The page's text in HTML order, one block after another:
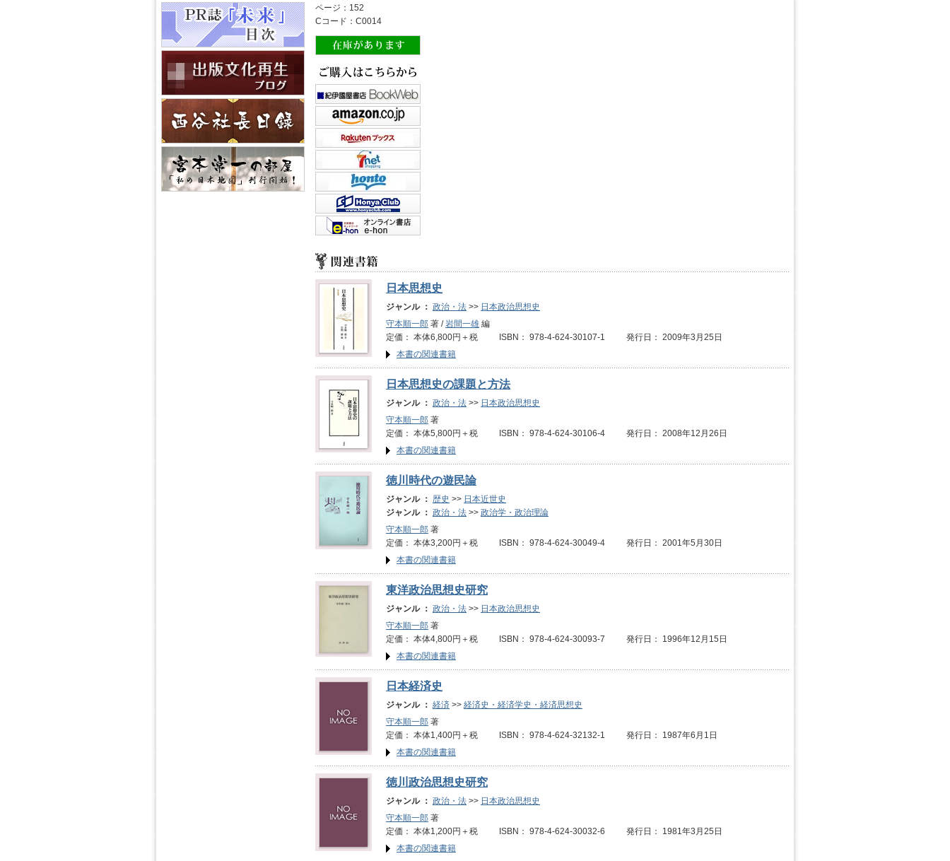
ページ：152
Cコード：C0014
日本思想史
ジャンル ： 政治・法 >> 日本政治思想史
守本順一郎 著 /岩間一雄 編
定価： 本体6,800円＋税 ISBN： 978-4-624-30107-1 発行日： 2009年3月25日
本書の関連書籍
日本思想史の課題と方法
ジャンル ： 政治・法 >> 日本政治思想史
守本順一郎 著
定価： 本体5,800円＋税 ISBN： 978-4-624-30106-4 発行日： 2008年12月26日
本書の関連書籍
徳川時代の遊民論
ジャンル ： 歴史 >> 日本近世史
ジャンル ： 政治・法 >> 政治学・政治理論
守本順一郎 著
定価： 本体3,200円＋税 ISBN： 978-4-624-30049-4 発行日： 2001年5月30日
本書の関連書籍
東洋政治思想史研究
ジャンル ： 政治・法 >> 日本政治思想史
守本順一郎 著
定価： 本体4,800円＋税 ISBN： 978-4-624-30093-7 発行日： 1996年12月15日
本書の関連書籍
日本経済史
ジャンル ： 経済 >> 経済史・経済学史・経済思想史
守本順一郎 著
定価： 本体1,400円＋税 ISBN： 978-4-624-32132-1 発行日： 1987年6月1日
本書の関連書籍
徳川政治思想史研究
ジャンル ： 政治・法 >> 日本政治思想史
守本順一郎 著
定価： 本体1,200円＋税 ISBN： 978-4-624-30032-6 発行日： 1981年3月25日
本書の関連書籍